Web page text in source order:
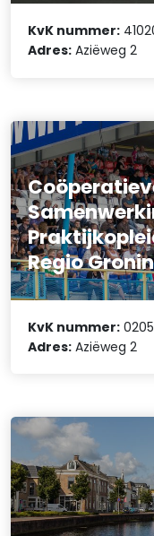
KvK nummer:
Adres: Aziëweg 2
Regio
KvK nummer:
Adres: Aziëweg 2